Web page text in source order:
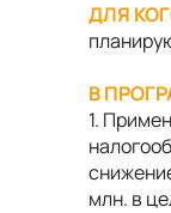
ДЛЯ
В
1.
млн. в